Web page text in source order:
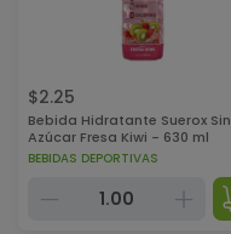
$2.25
Bebida Hidratante Suerox Sin
Azúcar Fresa Kiwi - 630 ml
BEBIDAS DEPORTIVAS